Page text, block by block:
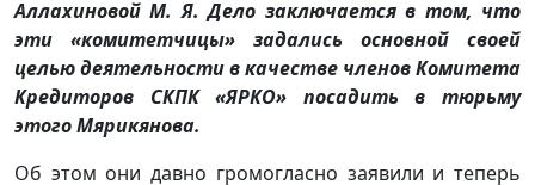
Аллахиновой М. Я. Дело заключается в том, что
эти «комитетчицы» задались основной своей
целью деятельности в качестве членов Комитета
Кредиторов СКПК «ЯРКО» посадить в тюрьму
этого Мярикянова.
Об этом они давно громогласно заявили и теперь